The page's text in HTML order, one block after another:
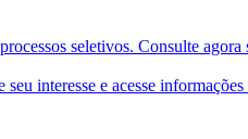
seletivos. Consulte agora
interesse e acesse